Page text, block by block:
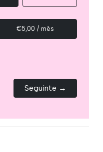
€5,00 / mês
Seguinte →